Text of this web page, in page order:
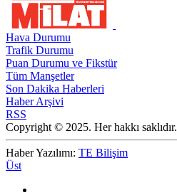
Hava Durumu
Trafik Durumu
Puan Durumu ve Fikstür
Tüm Manşetler
Son Dakika Haberleri
Haber Arşivi
RSS
Copyright © 2025. Her hakkı saklıdır.
Haber Yazılımı: TE Bilişim
Üst